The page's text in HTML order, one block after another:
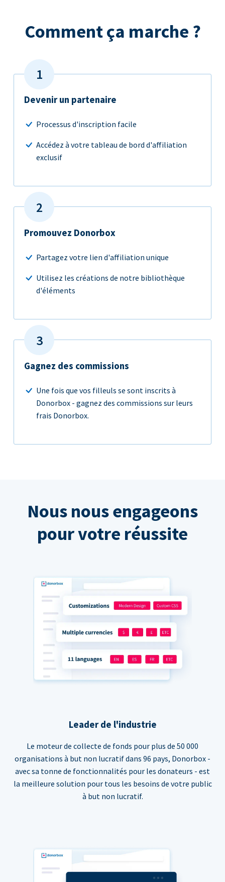
Comment ça marche ?
Devenir un partenaire
Processus d'inscription facile
Accédez à votre tableau de bord d'affiliation
exclusif
Promouvez Donorbox
Partagez votre lien d'affiliation unique
Utilisez les créations de notre bibliothèque
d'éléments
Gagnez des commissions
Une fois que vos filleuls se sont inscrits à
Donorbox - gagnez des commissions sur leurs
frais Donorbox.
Nous nous engageons
pour votre réussite
Leader de l'industrie
Le moteur de collecte de fonds pour plus de 50 000
organisations à but non lucratif dans 96 pays, Donorbox -
avec sa tonne de fonctionnalités pour les donateurs - est
la meilleure solution pour tous les besoins de votre public
à but non lucratif.